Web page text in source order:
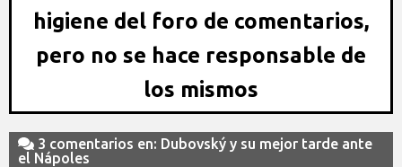
higiene del foro de comentarios,
pero no se hace responsable de
los mismos
3 comentarios en: Dubovský y su mejor tarde ante
el Nápoles